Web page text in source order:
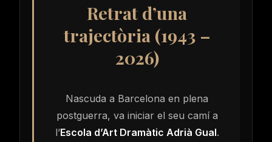
Retrat d’una
trajectòria (1943 –
2026)
Nascuda a Barcelona en plena
postguerra, va iniciar el seu camí a
l’Escola d’Art Dramàtic Adrià Gual.